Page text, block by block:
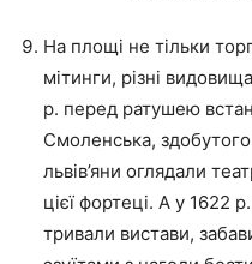
На площі не тільки
мітинги, різні
р. перед ратушею
Смоленська,
львів’яни оглядали
цієї фортеці. А у 1622
тривали вистави,